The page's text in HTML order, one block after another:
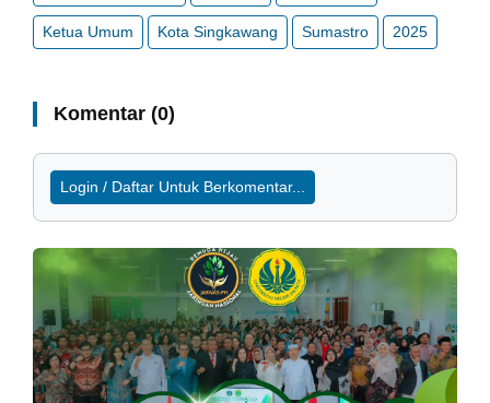
Ketua Umum Kota Singkawang Sumastro 2025
Komentar (0)
Login / Daftar Untuk Berkomentar...